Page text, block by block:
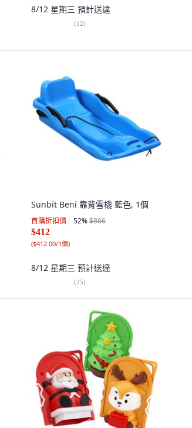
8/12 星期三 預計送達
(12)
Sunbit Beni 靠背雪橇 藍色, 1個
首購折扣價 52%$866
$412
($412.00/1個)
8/12 星期三 預計送達
(25)